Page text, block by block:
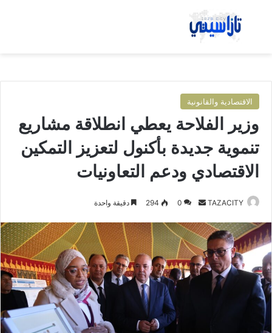
بحث عن
الاقتصادية والقانونية
وزير الفلاحة يعطي انطلاقة مشاريع
تنموية جديدة بأكنول لتعزيز التمكين
الاقتصادي ودعم التعاونيات
TAZACITY
س
ل
ب
ر
0
294 دقيقة واحدة